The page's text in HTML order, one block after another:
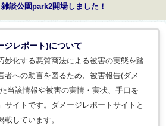
談公園park2開場しました！
ジレポート)について
妙化する悪質商法による被害の実態を踏
者への助言を図るため、被害報告(ダメ
当該情報や被害の実情・実状、手口を
サイトです。ダメージレポートサイトと
載しています。